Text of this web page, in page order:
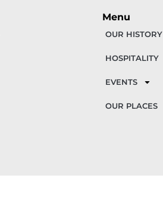
Menu
OUR HISTORY
HOSPITALITY
EVENTS
OUR PLACES